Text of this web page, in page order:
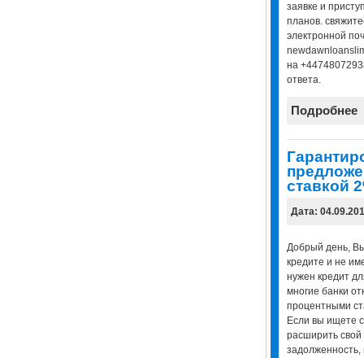
заявке и
планов.
электронной
на
ответа.
Подробнее
ставкой
Дата:
Добрый день,
кредите и не
нужен кредит
многие банки
процентными
Если вы ищете
расширить свой
задолженность,